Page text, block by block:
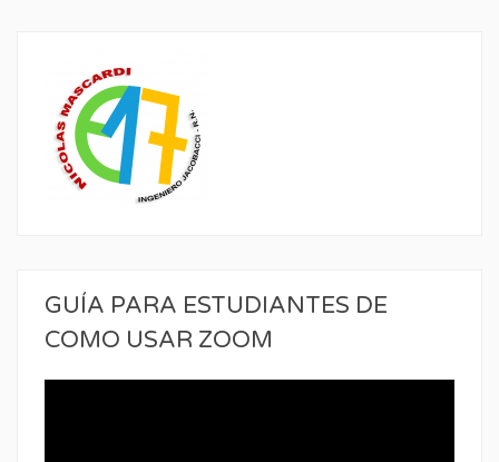
GUÍA PARA ESTUDIANTES DE
COMO USAR ZOOM